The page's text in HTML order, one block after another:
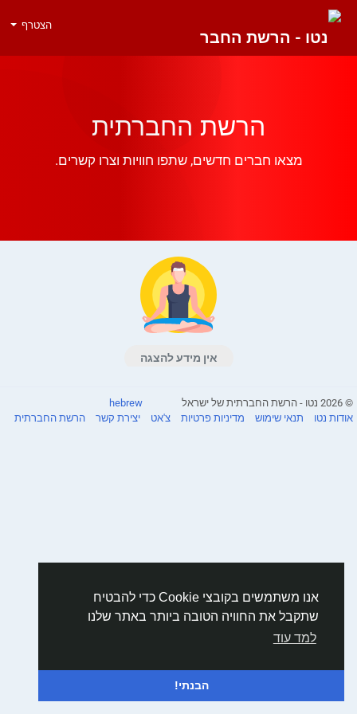
אנו משתמשים בקובצי Cookie כדי להבטיח
שתקבל את החוויה הטובה ביותר באתר שלנו
למד עוד
הבנתי!
הצטרף
הרשת החברתית
מצאו חברים חדשים, שתפו חוויות וצרו קשרים.
אין מידע להצגה
© 2026 נטו - הרשת החברתית של ישראל
hebrew
אודות נטו
תנאי שימוש מדיניות פרטיות צ'אט יצירת קשר הרשת החברתית